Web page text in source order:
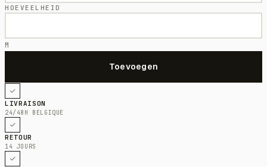
HOEVEELHEID
M
LIVRAISON
24/48H BELGIQUE
RETOUR
14 JOURS